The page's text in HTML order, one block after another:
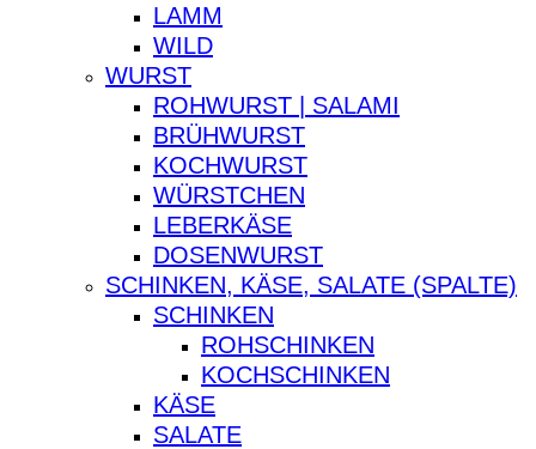
LAMM
WILD
WURST
ROHWURST | SALAMI
BRÜHWURST
KOCHWURST
WÜRSTCHEN
LEBERKÄSE
DOSENWURST
SCHINKEN, KÄSE, SALATE (SPALTE)
SCHINKEN
ROHSCHINKEN
KOCHSCHINKEN
KÄSE
SALATE